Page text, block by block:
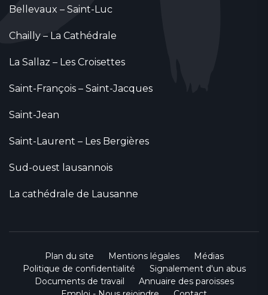
Bellevaux – Saint-Luc
Chailly – La Cathédrale
La Sallaz – Les Croisettes
Saint-François – Saint-Jacques
Saint-Jean
Saint-Laurent – Les Bergières
Sud-ouest lausannois
La cathédrale de Lausanne
Plan du site Mentions légales
Médias
Politique de confidentialité
Signalement d'un abus
Documents de travail
Annuaire des paroisses